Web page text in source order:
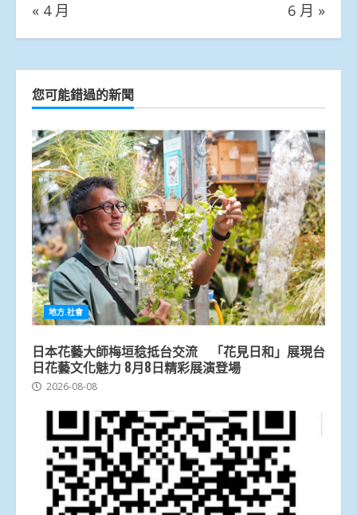
« 4 月 6 月 »
您可能錯過的新聞
地方.社會
日本花藝大師梅垣稔抵台交流 「花見日和」展現台
日花藝文化魅力 8月8日精彩展演登場
2026-08-08